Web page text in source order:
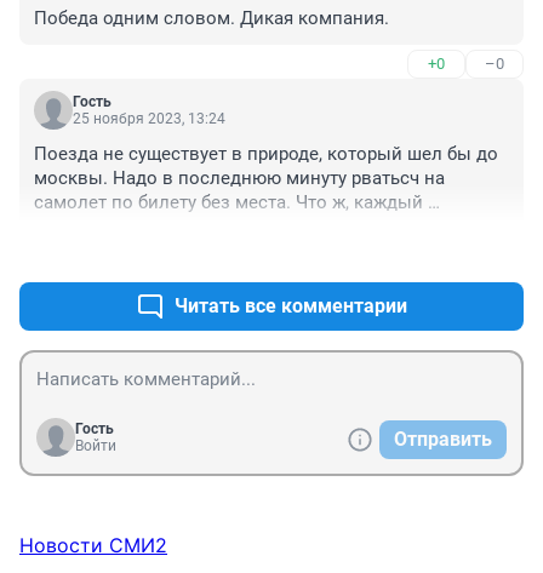
Победа одним словом. Дикая компания.
+0 –0
Гость
25 ноября 2023, 13:24
Поезда не существует в природе, который шел бы до
москвы. Надо в последнюю минуту рватьсч на
самолет по билету без места. Что ж, каждый
Читать все комментарии
Гость
Войти
Отправить
Новости СМИ2